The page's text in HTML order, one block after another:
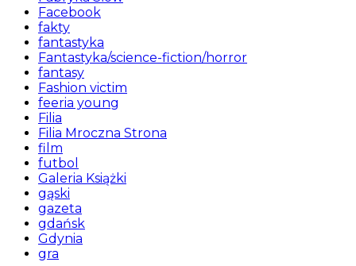
Facebook
fakty
fantastyka
Fantastyka/science-fiction/horror
fantasy
Fashion victim
feeria young
Filia
Filia Mroczna Strona
film
futbol
Galeria Książki
gąski
gazeta
gdańsk
Gdynia
gra